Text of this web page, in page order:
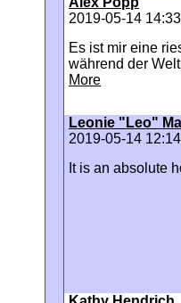
2019-05-14
Es ist mir eine
während der
More
Leonie "Leo"
2019-05-14
It is an absolute